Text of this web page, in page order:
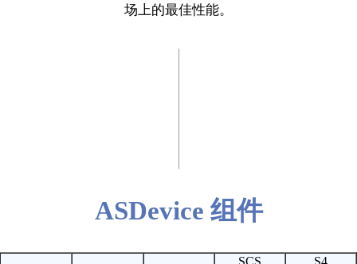
场上的最佳性能。
ASDevice 组件
SCS S4